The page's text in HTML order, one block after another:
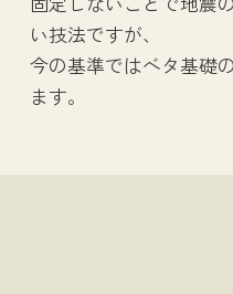
い技法ですが、
今の基準ではベタ基礎
ます。